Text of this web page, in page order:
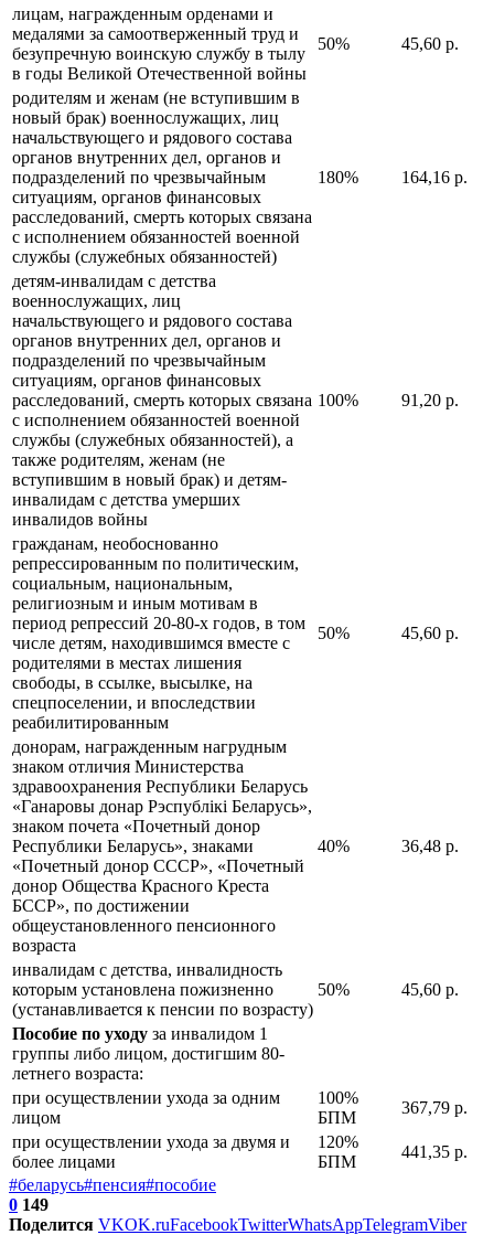
лицам, награжденным орденами и
медалями за самоотверженный труд и
безупречную воинскую службу в тылу
в годы Великой Отечественной войны
50% 45,60 р.
родителям и женам (не вступившим в
новый брак) военнослужащих, лиц
начальствующего и рядового состава
органов внутренних дел, органов и
подразделений по чрезвычайным
ситуациям, органов финансовых
расследований, смерть которых связана
с исполнением обязанностей военной
службы (служебных обязанностей)
180% 164,16 р.
детям-инвалидам с детства
военнослужащих, лиц
начальствующего и рядового состава
органов внутренних дел, органов и
подразделений по чрезвычайным
ситуациям, органов финансовых
расследований, смерть которых связана
с исполнением обязанностей военной
службы (служебных обязанностей), а
также родителям, женам (не
вступившим в новый брак) и детям-
инвалидам с детства умерших
инвалидов войны
100% 91,20 р.
гражданам, необоснованно
репрессированным по политическим,
социальным, национальным,
религиозным и иным мотивам в
период репрессий 20-80-х годов, в том
числе детям, находившимся вместе с
родителями в местах лишения
свободы, в ссылке, высылке, на
спецпоселении, и впоследствии
реабилитированным
50% 45,60 р.
донорам, награжденным нагрудным
знаком отличия Министерства
здравоохранения Республики Беларусь
«Ганаровы донар Рэспублiкi Беларусь»,
знаком почета «Почетный донор
Республики Беларусь», знаками
«Почетный донор СССР», «Почетный
донор Общества Красного Креста
БССР», по достижении
общеустановленного пенсионного
возраста
40% 36,48 р.
инвалидам с детства, инвалидность
которым установлена пожизненно
(устанавливается к пенсии по возрасту)
50% 45,60 р.
Пособие по уходу за инвалидом 1
группы либо лицом, достигшим 80-
летнего возраста:
при осуществлении ухода за одним
лицом
100%
БПМ
367,79 р.
при осуществлении ухода за двумя и
более лицами
120%
БПМ
441,35 р.
#беларусь#пенсия#пособие
0 149
Поделится VKOK.ruFacebookTwitterWhatsAppTelegramViber